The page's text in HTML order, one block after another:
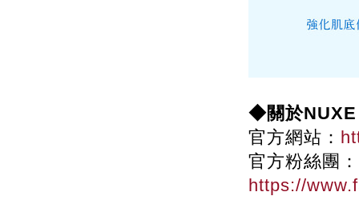
◆關於NUXE
官方網站：
官方粉絲團：
https://